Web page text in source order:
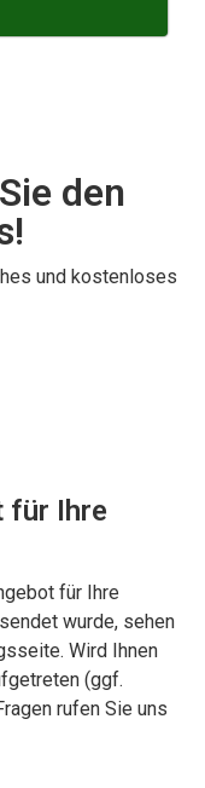
den
und kostenloses
für Ihre
für Ihre
wurde, sehen
Wird Ihnen
(ggf.
rufen Sie uns